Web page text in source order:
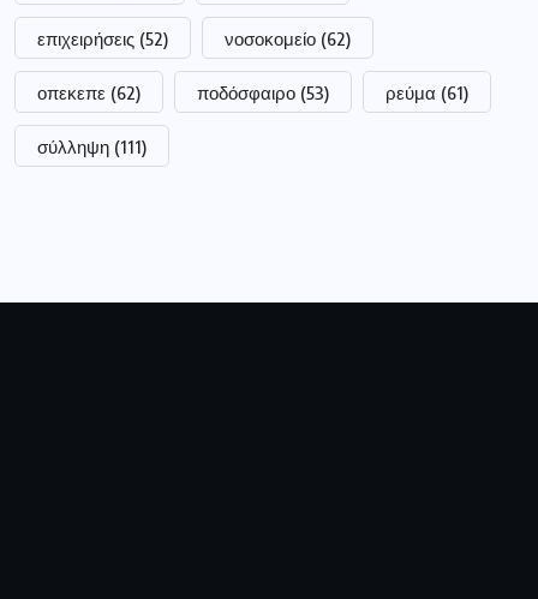
επιχειρήσεις (52) νοσοκομείο (62)
οπεκεπε (62) ποδόσφαιρο (53) ρεύμα (61)
σύλληψη (111)